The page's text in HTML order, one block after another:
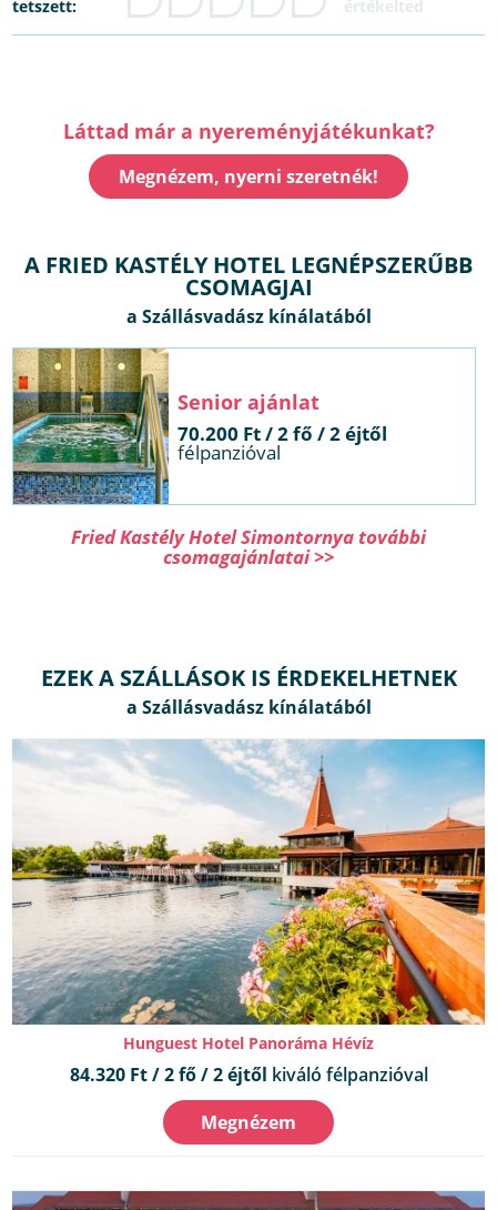
tetszett:
Láttad már a nyereményjátékunkat?
Megnézem, nyerni szeretnék!
A FRIED KASTÉLY HOTEL LEGNÉPSZERŰBB
CSOMAGJAI
/ 2 fő / 2 éjtőlfélpanzióval
Fried Kastély Hotel Simontornya további
csomagajánlatai >>
EZEK A SZÁLLÁSOK IS ÉRDEKELHETNEK
Hunguest Hotel Panoráma Hévíz
84.320 Ft / 2 fő / 2 éjtől kiváló félpanzióval
Megnézem